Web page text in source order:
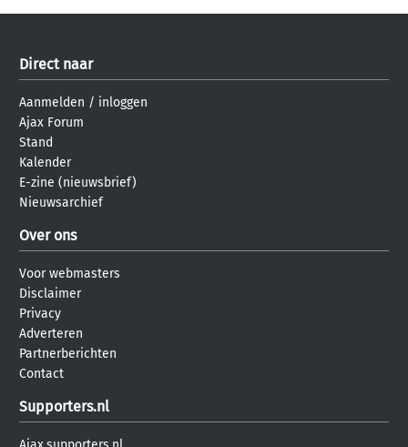
Direct naar
Aanmelden / inloggen
Ajax Forum
Stand
Kalender
E-zine (nieuwsbrief)
Nieuwsarchief
Over ons
Voor webmasters
Disclaimer
Privacy
Adverteren
Partnerberichten
Contact
Supporters.nl